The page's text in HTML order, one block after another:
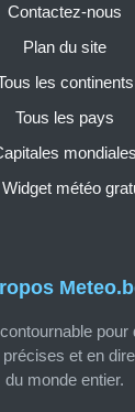
pour
et en
du monde entier.
Contactez-nous
Plan du site
les continents
Tous les pays
mondiales
météo